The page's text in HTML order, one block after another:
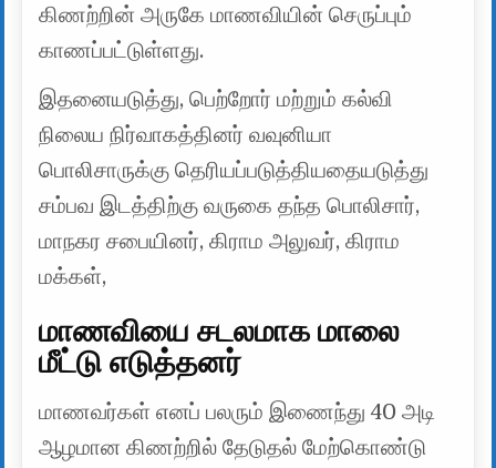
கிணற்றின் அருகே மாணவியின் செருப்பும்
காணப்பட்டுள்ளது.
இதனையடுத்து, பெற்றோர் மற்றும் கல்வி
நிலைய நிர்வாகத்தினர் வவுனியா
பொலிசாருக்கு தெரியப்படுத்தியதையடுத்து
சம்பவ இடத்திற்கு வருகை தந்த பொலிசார்,
மாநகர சபையினர், கிராம அலுவர், கிராம
மக்கள்,
மாணவியை சடலமாக மாலை
மீட்டு எடுத்தனர்
மாணவர்கள் எனப் பலரும் இணைந்து 40 அடி
ஆழமான கிணற்றில் தேடுதல் மேற்கொண்டு